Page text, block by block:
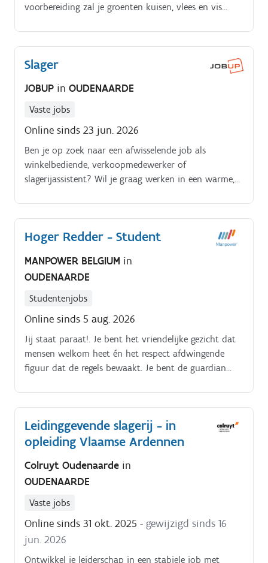
voorbereiding zal je groenten kuisen, vlees en vis
kruiding en dergelijke toe Na de service ben je bereid
ook om mee op te ruimen en kleine schoonmaak
mee te doen.
Slager
JOBUP in OUDENAARDE
Vaste jobs
Online sinds 23 jun. 2026
Ben je op zoek naar een afwisselende job als
winkelbediende, verkoopmedewerker of
slagerijassistent? Wil je graag werken in een warme,
Hoger Redder - Student
MANPOWER BELGIUM in
OUDENAARDE
Studentenjobs
Online sinds 5 aug. 2026
Jij staat paraat!. Je bent het vriendelijke gezicht dat
mensen welkom heet én het respect afdwingende
figuur dat de regels bewaakt. Je bent de guardian
Watercontroles?
Leidinggevende slagerij - in
opleiding Vlaamse Ardennen
Colruyt Oudenaarde in
OUDENAARDE
Vaste jobs
Online sinds 31 okt. 2025 - gewijzigd sinds 16
jun. 2026
Ontwikkel je leiderschap in een stabiele job met